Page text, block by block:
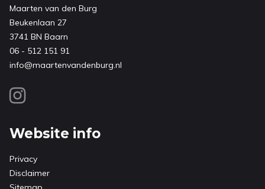
Maarten van den Burg
Beukenlaan 27
3741 BN Baarn
06 - 512 151 91
info@maartenvandenburg.nl
Website info
Privacy
Disclaimer